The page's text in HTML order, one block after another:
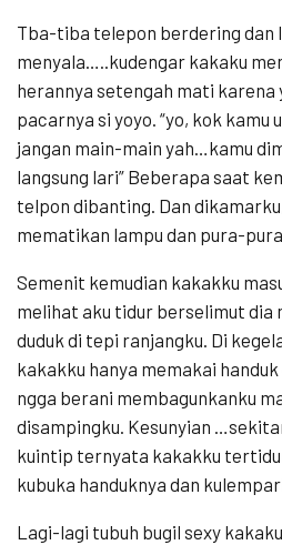
Tba-tiba telepon berdering dan
menyala…..kudengar kakaku
herannya setengah mati karena
pacarnya si yoyo. “yo, kok kamu
jangan main-main yah…kamu
langsung lari” Beberapa saat
telpon dibanting. Dan
mematikan lampu dan pura-
Semenit kemudian kakakku
melihat aku tidur berselimut dia
duduk di tepi ranjangku. Di
kakakku hanya memakai
ngga berani membagunkanku
disampingku. Kesunyian
kuintip ternyata kakakku
kubuka handuknya dan
Lagi-lagi tubuh bugil sexy